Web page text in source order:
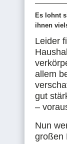
Es lohnt
ihnen
Leider
allem
gut
–
Nun
großen